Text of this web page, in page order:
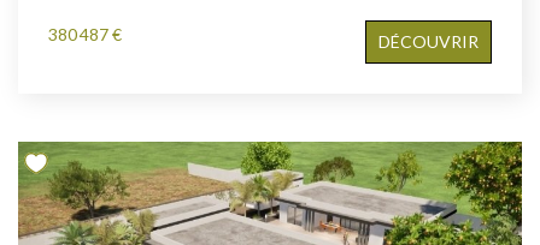
380 487 € DÉCOUVRIR